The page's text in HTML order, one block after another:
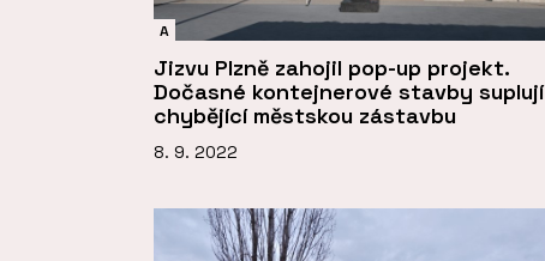
A
Jizvu Plzně zahojil pop-up projekt.
Dočasné kontejnerové stavby suplují
chybějící městskou zástavbu
8. 9. 2022